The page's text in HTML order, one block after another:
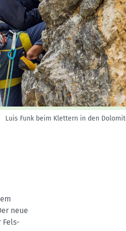
Wandern und Bergsteigen
Wettkampfklettern
Luis Funk beim Klettern in den
neue